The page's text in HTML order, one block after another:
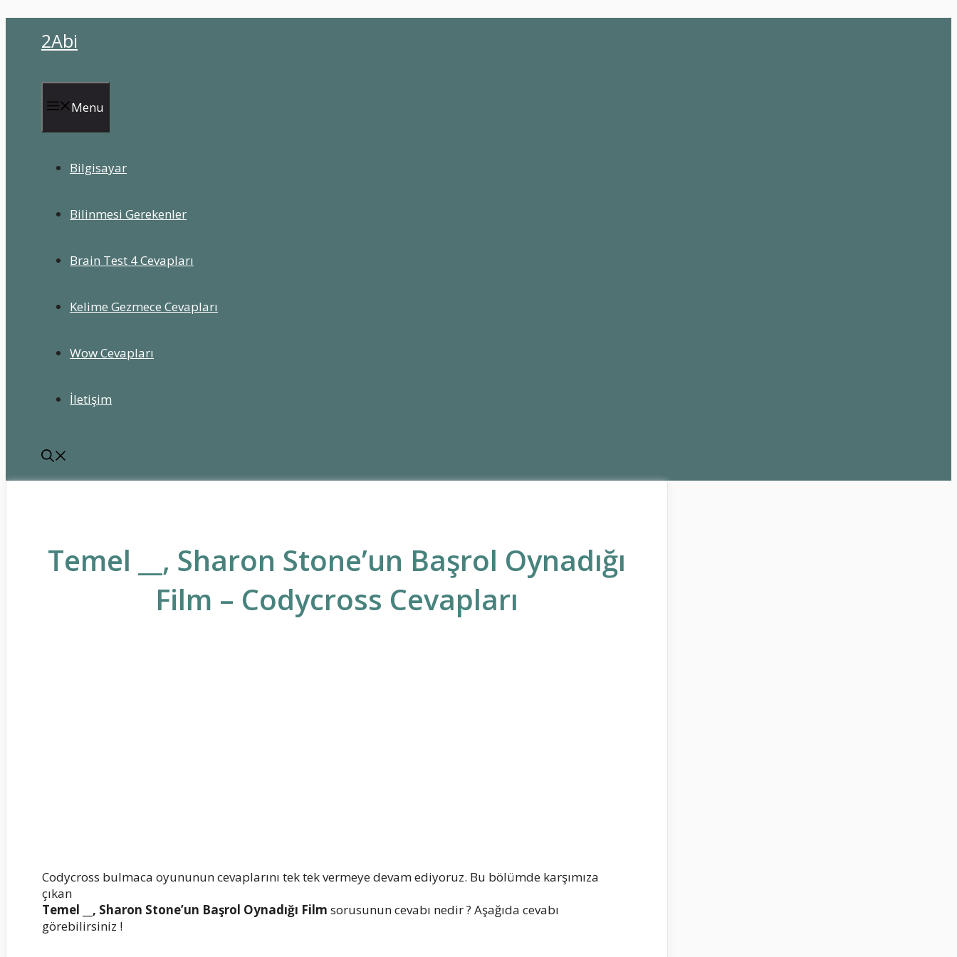
2Abi
Menu
Bilgisayar
Bilinmesi Gerekenler
Brain Test 4 Cevapları
Kelime Gezmece Cevapları
Wow Cevapları
İletişim
Temel __, Sharon Stone’un Başrol Oynadığı
Film – Codycross Cevapları
Codycross bulmaca oyununun cevaplarını tek tek vermeye devam ediyoruz. Bu bölümde karşımıza
çıkan
Temel __, Sharon Stone’un Başrol Oynadığı Film sorusunun cevabı nedir ? Aşağıda cevabı
görebilirsiniz !